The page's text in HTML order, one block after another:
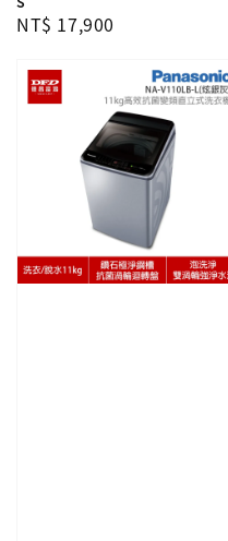
Regular
NT$ 17,900